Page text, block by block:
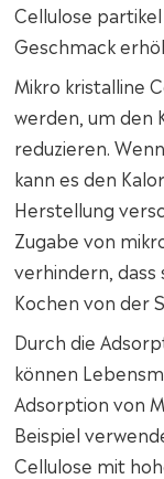
Cellulose
Geschmack
Mikro kristalline
werden, um den
reduzieren.
kann es den
Herstellung
Zugabe von
verhindern, dass
Kochen von der
Durch die
können
Adsorption von
Beispiel
Cellulose mit